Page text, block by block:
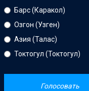
Барс (Каракол)
Озгон (Узген)
Азия (Талас)
Токтогул (Токтогул)
Голосовать